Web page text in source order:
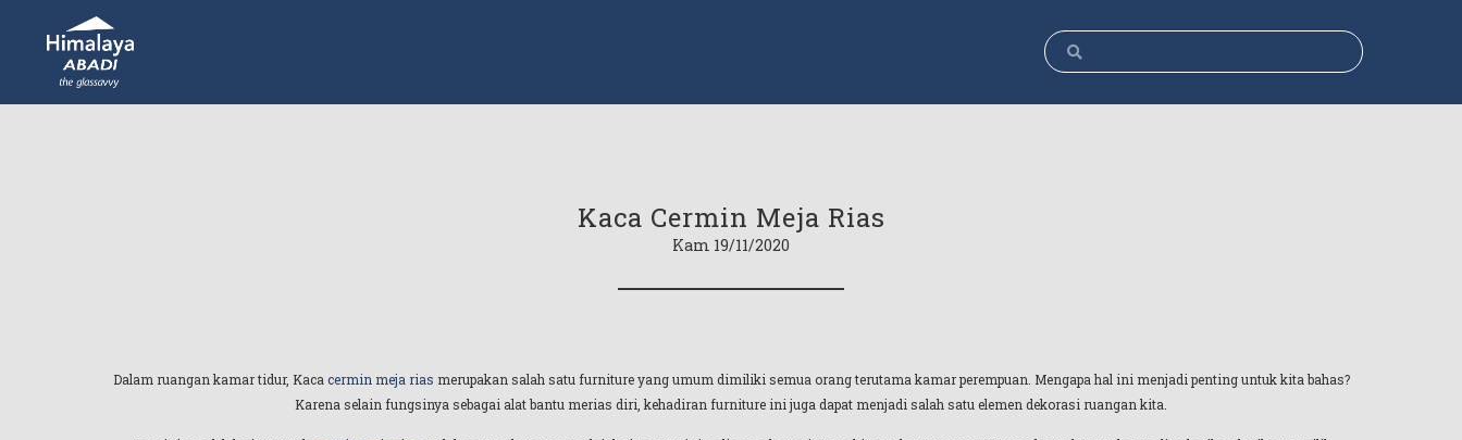
Kaca Cermin Meja Rias
Kam 19/11/2020
Dalam ruangan kamar tidur, Kaca cermin meja rias merupakan salah satu furniture yang umum dimiliki semua orang terutama kamar perempuan. Mengapa hal ini menjadi penting untuk kita bahas?
Karena selain fungsinya sebagai alat bantu merias diri, kehadiran furniture ini juga dapat menjadi salah satu elemen dekorasi ruangan kita.